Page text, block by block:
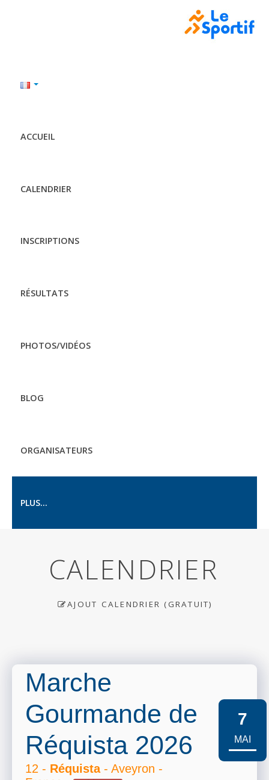
ACCUEIL
CALENDRIER
INSCRIPTIONS
RÉSULTATS
PHOTOS/VIDÉOS
BLOG
ORGANISATEURS
PLUS...
CALENDRIER
AJOUT CALENDRIER (GRATUIT)
Marche
Gourmande de
Réquista 2026
12 - Réquista- Aveyron -
7
MAI